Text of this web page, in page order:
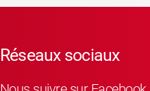
Réseaux sociaux